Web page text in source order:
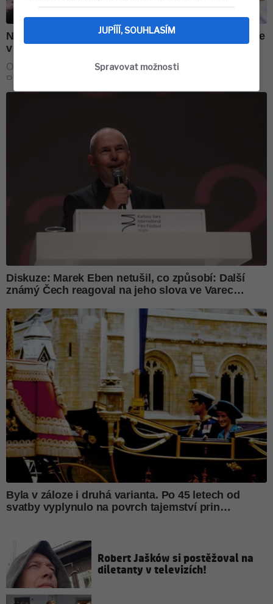
Robert Jašków si postěžoval na
diletanty v televizích!
JUPÍÍÍ, SOUHLASÍM
Spravovat možnosti